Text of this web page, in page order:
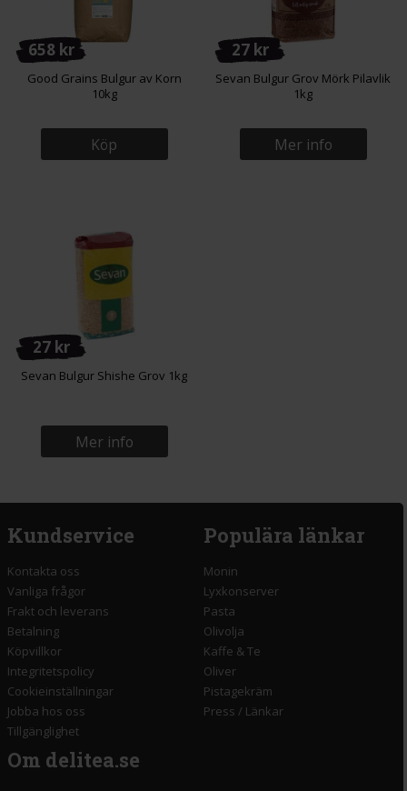
658 kr
Good Grains Bulgur av Korn
10kg
Köp
27 kr
Sevan Bulgur Grov Mörk Pilavlik
1kg
Mer info
27 kr
Sevan Bulgur Shishe Grov 1kg
Mer info
Kundservice
Kontakta oss
Vanliga frågor
Frakt och leverans
Betalning
Köpvillkor
Integritetspolicy
Cookieinställningar
Jobba hos oss
Tillgänglighet
Populära länkar
Monin
Lyxkonserver
Pasta
Olivolja
Kaffe & Te
Oliver
Pistagekräm
Press / Länkar
Om delitea.se